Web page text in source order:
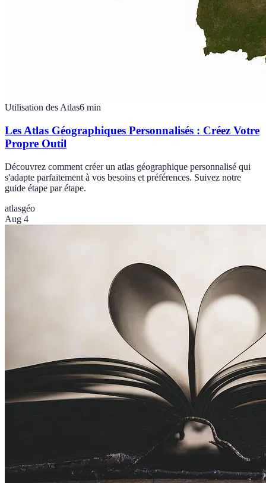
Utilisation des Atlas6 min
Les Atlas Géographiques Personnalisés : Créez Votre
Propre Outil
Découvrez comment créer un atlas géographique personnalisé qui
s'adapte parfaitement à vos besoins et préférences. Suivez notre
guide étape par étape.
atlasgéo
Aug 4